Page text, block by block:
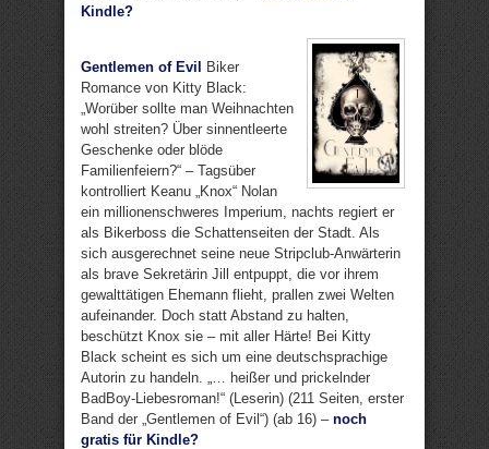
Kindle?
Gentlemen of Evil
Biker
Romance von Kitty Black:
„Worüber sollte man Weihnachten
wohl streiten? Über sinnentleerte
Geschenke oder blöde
Familienfeiern?“ – Tagsüber
kontrolliert Keanu „Knox“ Nolan
ein millionenschweres Imperium, nachts regiert er
als Bikerboss die Schattenseiten der Stadt. Als
sich ausgerechnet seine neue Stripclub-Anwärterin
als brave Sekretärin Jill entpuppt, die vor ihrem
gewalttätigen Ehemann flieht, prallen zwei Welten
aufeinander. Doch statt Abstand zu halten,
beschützt Knox sie – mit aller Härte! Bei Kitty
Black scheint es sich um eine deutschsprachige
Autorin zu handeln. „… heißer und prickelnder
BadBoy-Liebesroman!“ (Leserin) (211 Seiten, erster
Band der „Gentlemen of Evil“) (ab 16) – noch
gratis für Kindle?